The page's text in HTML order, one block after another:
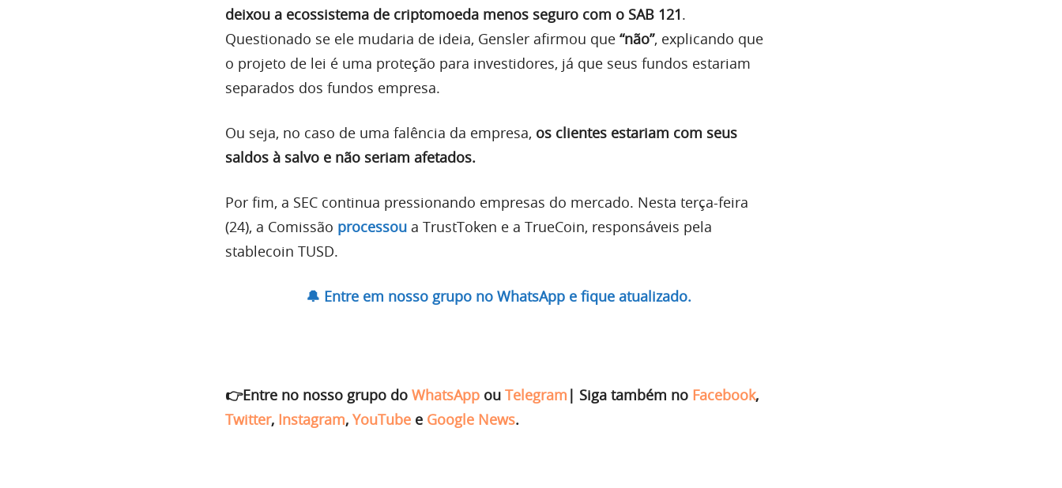
deixou a ecossistema de criptomoeda menos seguro com o SAB 121.
Questionado se ele mudaria de ideia, Gensler afirmou que “não”, explicando que
o projeto de lei é uma proteção para investidores, já que seus fundos estariam
separados dos fundos empresa.
Ou seja, no caso de uma falência da empresa, os clientes estariam com seus
saldos à salvo e não seriam afetados.
Por fim, a SEC continua pressionando empresas do mercado. Nesta terça-feira
(24), a Comissão processou a TrustToken e a TrueCoin, responsáveis pela
stablecoin TUSD.
🔔 Entre em nosso grupo no WhatsApp e fique atualizado.
👉Entre no nosso grupo do WhatsApp ou Telegram | Siga também no Facebook,
Twitter, Instagram, YouTube e Google News.